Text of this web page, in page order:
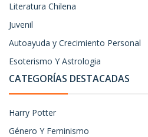
Literatura Chilena
Juvenil
Autoayuda y Crecimiento Personal
Esoterismo Y Astrologia
CATEGORÍAS DESTACADAS
Harry Potter
Género Y Feminismo